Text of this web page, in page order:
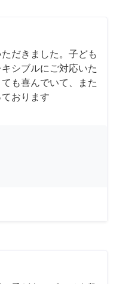
だきました。子ども
シブルにご対応いた
も喜んでいて、また
おります